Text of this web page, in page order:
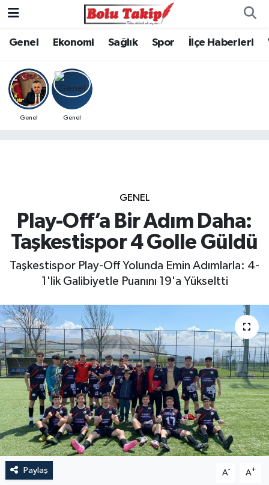
Genel Ekonomi Sağlık Spor İlçe Haberleri
Genel Genel
GENEL
Play-Off’a Bir Adım Daha:
Taşkestispor 4 Golle Güldü
Taşkestispor Play-Off Yolunda Emin Adımlarla: 4-
1'lik Galibiyetle Puanını 19'a Yükseltti
Paylaş A- A+